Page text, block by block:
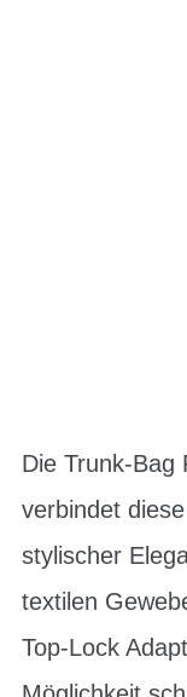
Die Trunk-Bag
verbindet
stylischer
textilen
Top-Lock